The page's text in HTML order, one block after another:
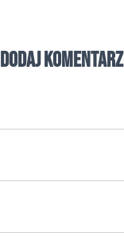
Dodaj komentarz